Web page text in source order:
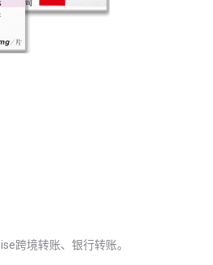
跨境转账、银行转账。